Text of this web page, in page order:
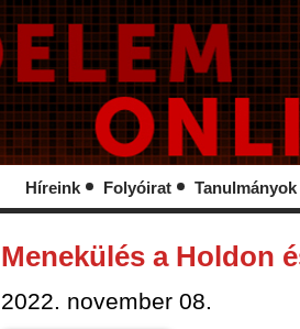
Híreink Folyóirat Tanulmányok
Menekülés a Holdon
2022. november 08.